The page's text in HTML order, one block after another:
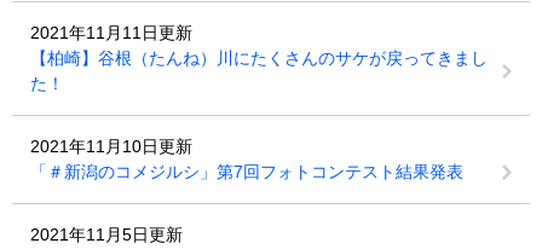
2021年11月11日更新
【柏崎】谷根（たんね）川にたくさんのサケが戻ってきまし
た！
2021年11月10日更新
「＃新潟のコメジルシ」第7回フォトコンテスト結果発表
2021年11月5日更新